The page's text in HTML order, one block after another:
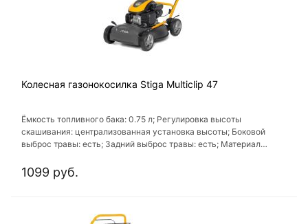
Колесная газонокосилка Stiga Multiclip 47
Ёмкость топливного бака: 0.75 л; Регулировка высоты
скашивания: централизованная установка выcоты; Боковой
выброс травы: есть; Задний выброс травы: есть; Материал
1099 руб.